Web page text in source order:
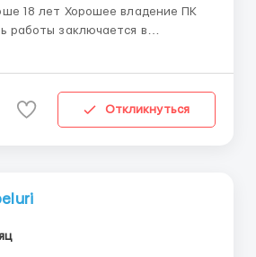
на различную работу
человека на счёт вакансии и
Откликнуться